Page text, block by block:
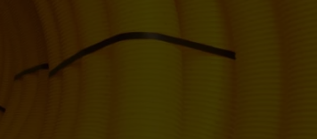
YouTube.
angezeigt werden. Personenbezogene Daten
es in der
Datenschutzerklärung.